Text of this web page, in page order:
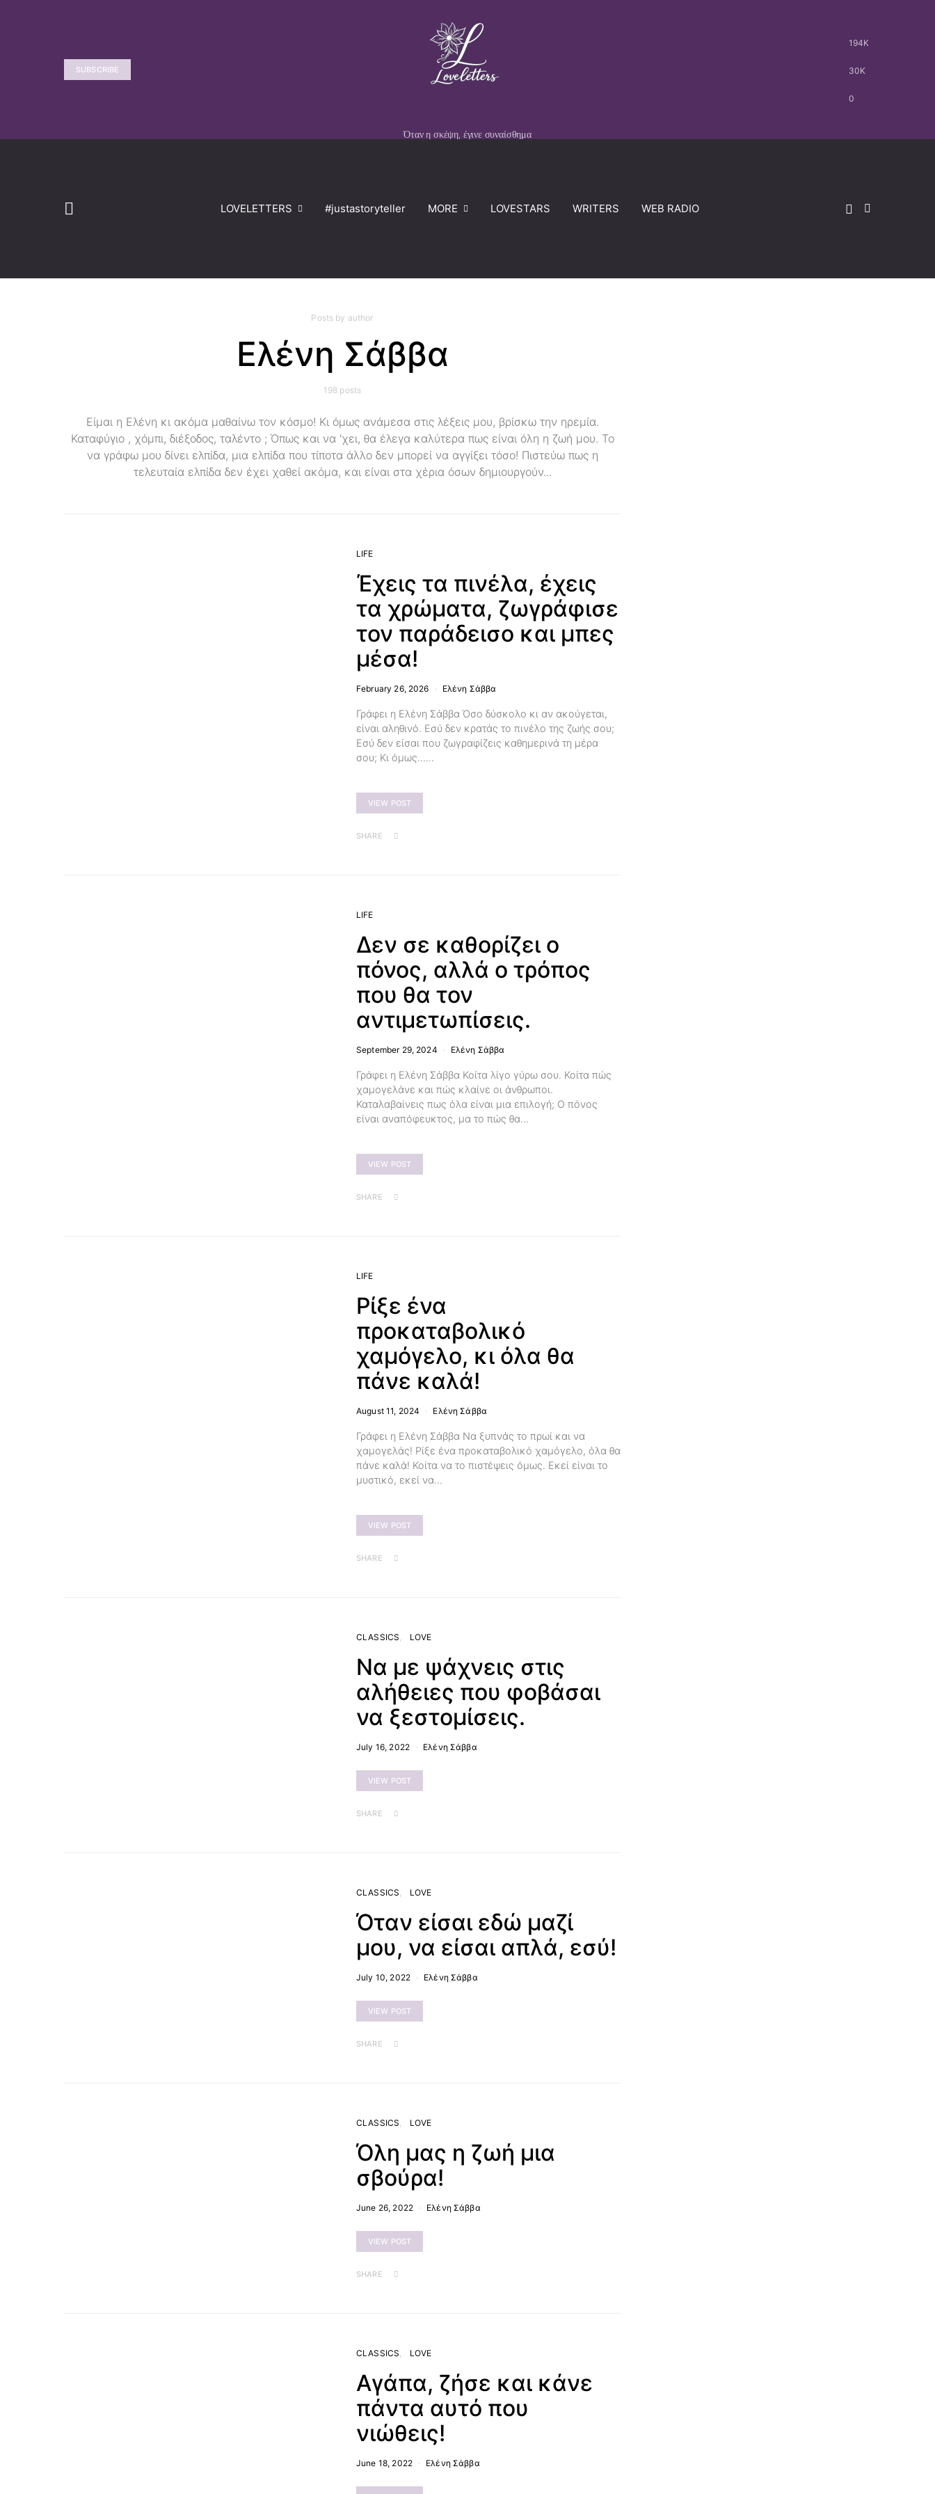
SUBSCRIBE
Όταν η σκέψη, έγινε συναίσθημα
194K
30K
0
LOVELETTERS #justastoryteller MORE LOVESTARS WRITERS WEB RADIO
Posts by author
Ελένη Σάββα
198 posts
Είμαι η Ελένη κι ακόμα μαθαίνω τον κόσμο! Κι όμως ανάμεσα στις λέξεις μου, βρίσκω την ηρεμία.
Καταφύγιο , χόμπι, διέξοδος, ταλέντο ; Όπως και να 'χει, θα έλεγα καλύτερα πως είναι όλη η ζωή μου. Το
να γράφω μου δίνει ελπίδα, μια ελπίδα που τίποτα άλλο δεν μπορεί να αγγίξει τόσο! Πιστεύω πως η
τελευταία ελπίδα δεν έχει χαθεί ακόμα, και είναι στα χέρια όσων δημιουργούν...
LIFE
Έχεις τα πινέλα, έχεις
τα χρώματα, ζωγράφισε
τον παράδεισο και μπες
μέσα!
February 26, 2026 Ελένη Σάββα
Γράφει η Ελένη Σάββα Όσο δύσκολο κι αν ακούγεται,
είναι αληθινό. Εσύ δεν κρατάς το πινέλο της ζωής σου;
Εσύ δεν είσαι που ζωγραφίζεις καθημερινά τη μέρα
σου; Κι όμως……
VIEW POST
SHARE
LIFE
Δεν σε καθορίζει ο
πόνος, αλλά ο τρόπος
που θα τον
αντιμετωπίσεις.
September 29, 2024 Ελένη Σάββα
Γράφει η Ελένη Σάββα Κοίτα λίγο γύρω σου. Κοίτα πώς
χαμογελάνε και πώς κλαίνε οι άνθρωποι.
Καταλαβαίνεις πως όλα είναι μια επιλογή; Ο πόνος
είναι αναπόφευκτος, μα το πώς θα…
VIEW POST
SHARE
LIFE
Ρίξε ένα
προκαταβολικό
χαμόγελο, κι όλα θα
πάνε καλά!
August 11, 2024 Ελένη Σάββα
Γράφει η Ελένη Σάββα Να ξυπνάς το πρωί και να
χαμογελάς! Ρίξε ένα προκαταβολικό χαμόγελο, όλα θα
πάνε καλά! Κοίτα να το πιστέψεις όμως. Εκεί είναι το
μυστικό, εκεί να…
VIEW POST
SHARE
CLASSICS LOVE
Να με ψάχνεις στις
αλήθειες που φοβάσαι
να ξεστομίσεις.
July 16, 2022 Ελένη Σάββα
VIEW POST
SHARE
CLASSICS LOVE
Όταν είσαι εδώ μαζί
μου, να είσαι απλά, εσύ!
July 10, 2022 Ελένη Σάββα
VIEW POST
SHARE
CLASSICS LOVE
Όλη μας η ζωή μια
σβούρα!
June 26, 2022 Ελένη Σάββα
VIEW POST
SHARE
CLASSICS LOVE
Αγάπα, ζήσε και κάνε
πάντα αυτό που
νιώθεις!
June 18, 2022 Ελένη Σάββα